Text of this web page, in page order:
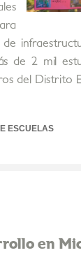
de 2 mil
del Distrito
ESCUELAS
en